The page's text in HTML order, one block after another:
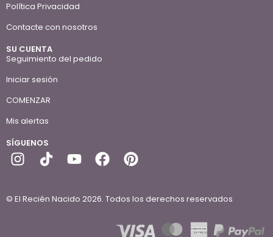
Política Privacidad
Contacte con nosotros
SU CUENTA
Seguimiento del pedido
Iniciar sesión
COMENZAR
Mis alertas
SÍGUENOS
© El Recién Nacido 2026. Todos los derechos reservados